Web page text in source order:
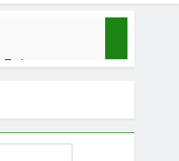
Terbaru